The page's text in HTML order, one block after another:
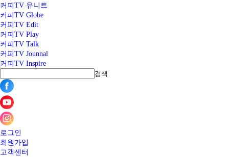
커피TV 유니트
커피TV Globe
커피TV Edit
커피TV Play
커피TV Talk
커피TV Jounnal
커피TV Inspire
검색
로그인
회원가입
고객센터